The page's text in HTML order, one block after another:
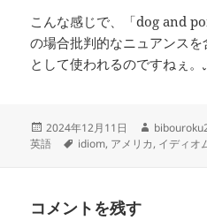
こんな感じで、「dog and
の場合批判的なニュアンス
として使われるのですねぇ。
投
稿
2024年12月11日
作
成
英語
タ
idiom, アメリカ, イディオ
コメントを残す